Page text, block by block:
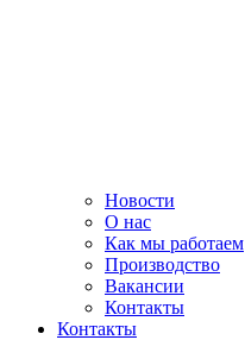
Новости
О нас
Как мы работаем
Производство
Вакансии
Контакты
Контакты